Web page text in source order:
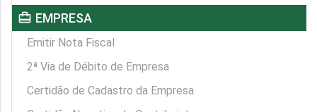
card_travel EMPRESA
Emitir Nota Fiscal
2ª Via de Débito de Empresa
Certidão de Cadastro da Empresa